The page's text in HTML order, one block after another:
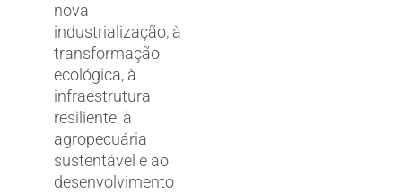
nova
industrialização, à
transformação
ecológica, à
infraestrutura
resiliente, à
agropecuária
sustentável e ao
desenvolvimento